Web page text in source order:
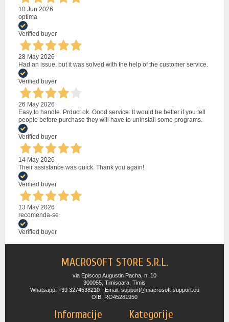
10 Jun 2026
optima
Verified buyer
28 May 2026
Had an issue, but it was solved with the help of the customer service.
Verified buyer
26 May 2026
Easy to handle. Prduct ok. Good service. It would be better if you tell
people before purchase they will have to uninstall some programs.
Verified buyer
14 May 2026
Their assistance was quick. Thank you again!
Verified buyer
13 May 2026
recomenda-se
Verified buyer
MACROSOFT STORE S.R.L.
via Episcop Augustin Pacha, n. 10
300055, Timisoara, Timis
Whatsapp: +39 3274538210 - Email: support@macrosoft-support.eu
OIB: RO45281950
Informacije Kategorije